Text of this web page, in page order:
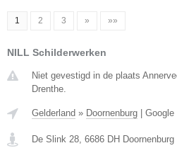
1 2 3 » »»
NILL Schilderwerken
Niet gevestigd in de plaats
Drenthe.
Gelderland » Doornenburg Google
De Slink 28, 6686 DH Doornenburg